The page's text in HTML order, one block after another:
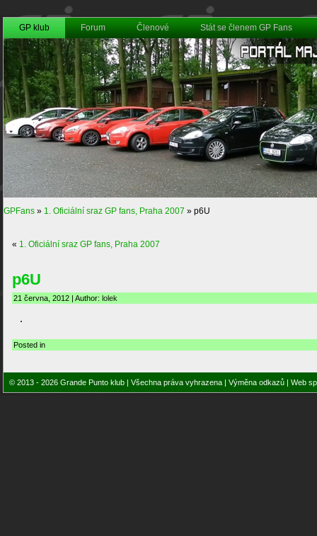
GP klub Forum Členové Stát se členem GP Fans
GPFans » 1. Oficiální sraz GP fans, Praha 2007 » p6U
« 1. Oficiální sraz GP fans, Praha 2007
p6U
21 června, 2012 | Author: lolek
Posted in
© 2013 - 2026 Grande Punto klub | Všechna práva vyhrazena | Výměna odkazů | Web